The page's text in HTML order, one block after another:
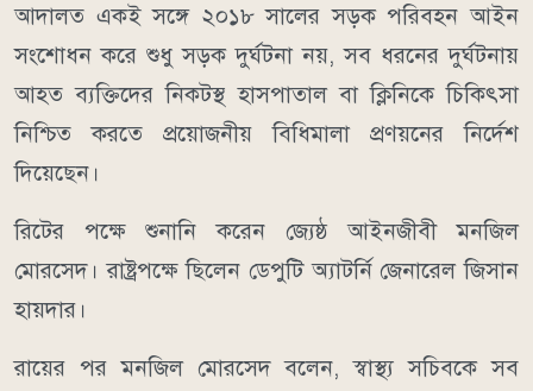
আদালত একই সঙ্গে ২০১৮ সালের সড়ক পরিবহন আইন
সংশোধন করে শুধু সড়ক দুর্ঘটনা নয়, সব ধরনের দুর্ঘটনায়
আহত ব্যক্তিদের নিকটস্থ হাসপাতাল বা ক্লিনিকে চিকিৎসা
নিশ্চিত করতে প্রয়োজনীয় বিধিমালা প্রণয়নের নির্দেশ
দিয়েছেন।
রিটের পক্ষে শুনানি করেন জ্যেষ্ঠ আইনজীবী মনজিল
মোরসেদ। রাষ্ট্রপক্ষে ছিলেন ডেপুটি অ্যাটর্নি জেনারেল জিসান
হায়দার।
রায়ের পর মনজিল মোরসেদ বলেন, স্বাস্থ্য সচিবকে সব